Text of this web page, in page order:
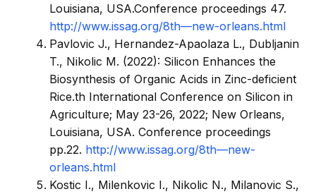
Louisiana, USA.Conference proceedings 47.
http://www.issag.org/8th—new-orleans.html
Pavlovic J., Hernandez-Apaolaza L., Dubljanin
T., Nikolic M. (2022): Silicon Enhances the
Biosynthesis of Organic Acids in Zinc-deficient
Rice.th International Conference on Silicon in
Agriculture; May 23-26, 2022; New Orleans,
Louisiana, USA. Conference proceedings
pp.22. http://www.issag.org/8th—new-
orleans.html
Kostic I., Milenkovic I., Nikolic N., Milanovic S.,